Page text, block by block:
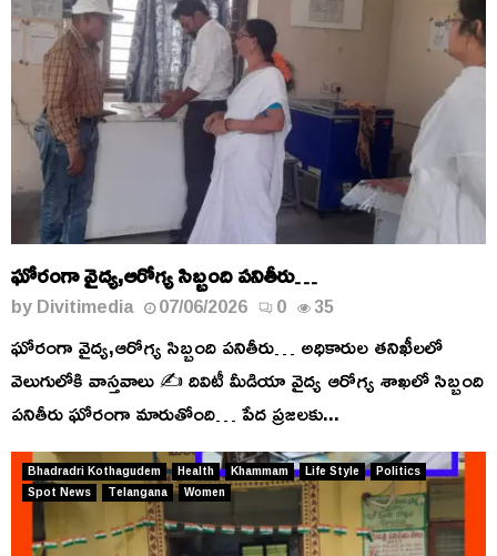
ఘోరంగా వైద్య,ఆరోగ్య సిబ్బంది పనితీరు…
byDivitimedia 07/06/2026 0 35
ఘోరంగా వైద్య,ఆరోగ్య సిబ్బంది పనితీరు… అధికారుల తనిఖీలలో
వెలుగులోకి వాస్తవాలు ✍️ దివిటీ మీడియా వైద్య ఆరోగ్య శాఖలో సిబ్బంది
పనితీరు ఘోరంగా మారుతోంది… పేద ప్రజలకు...
Bhadradri Kothagudem Health Khammam Life Style
Politics
Spot News
Telangana Women